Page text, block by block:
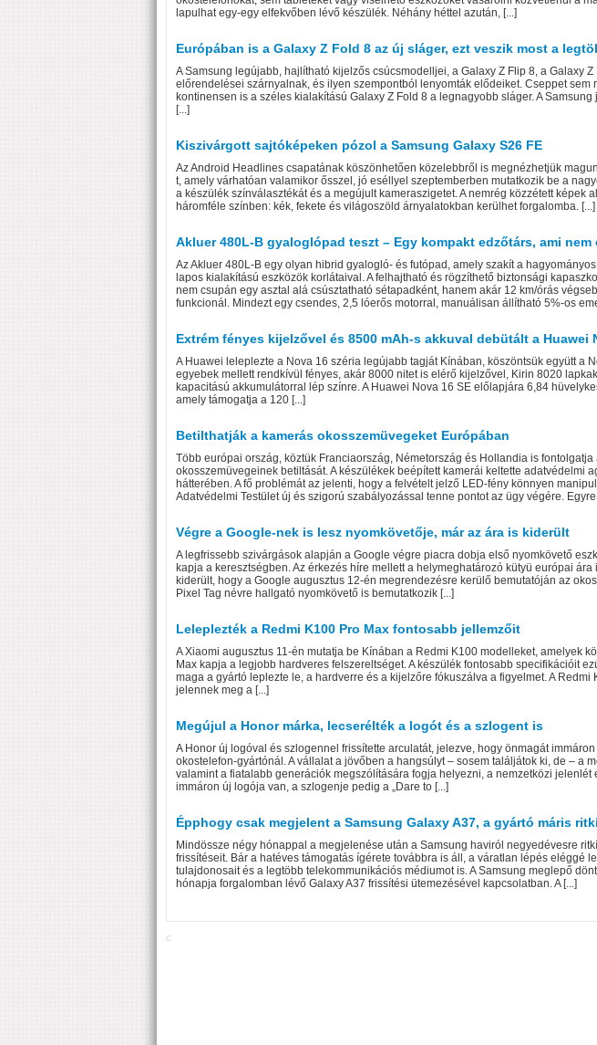
lapulhat egy-egy elfekvőben lévő készülék. Néhány héttel azután, [...]
Európában is a Galaxy Z Fold 8 az új sláger, ezt veszik most a
A Samsung legújabb, hajlítható kijelzős csúcsmodelljei, a Galaxy Z Flip 8, a Galaxy
előrendelései szárnyalnak, és ilyen szempontból lenyomták elődeiket. Cseppet sem
kontinensen is a széles kialakítású Galaxy Z Fold 8 a legnagyobb sláger. A
[...]
Kiszivárgott sajtóképeken pózol a Samsung Galaxy S26 FE
Az Android Headlines csapatának köszönhetően közelebbről is megnézhetjük
t, amely várhatóan valamikor ősszel, jó eséllyel szeptemberben mutatkozik be a
a készülék színválasztékát és a megújult kameraszigetet. A nemrég közzétett képek
háromféle színben: kék, fekete és világoszöld árnyalatokban kerülhet forgalomba. [...]
Akluer 480L-B gyaloglópad teszt – Egy kompakt edzőtárs, ami nem
Az Akluer 480L-B egy olyan hibrid gyalogló- és futópad, amely szakít a
lapos kialakítású eszközök korlátaival. A felhajtható és rögzíthető biztonsági
nem csupán egy asztal alá csúsztatható sétapadként, hanem akár 12 km/órás
funkcionál. Mindezt egy csendes, 2,5 lóerős motorral, manuálisan állítható 5%-os
Extrém fényes kijelzővel és 8500 mAh-s akkuval debütált a Huawei
A Huawei leleplezte a Nova 16 széria legújabb tagját Kínában, köszöntsük együtt a
egyebek mellett rendkívül fényes, akár 8000 nitet is elérő kijelzővel, Kirin 8020
kapacitású akkumulátorral lép színre. A Huawei Nova 16 SE előlapjára 6,84
amely támogatja a 120 [...]
Betilthatják a kamerás okosszemüvegeket Európában
Több európai ország, köztük Franciaország, Németország és Hollandia is fontolgatja
okosszemüvegeinek betiltását. A készülékek beépített kamerái keltette adatvédelmi
hátterében. A fő problémát az jelenti, hogy a felvételt jelző LED-fény könnyen
Adatvédelmi Testület új és szigorú szabályozással tenne pontot az ügy végére. Egyre
Végre a Google-nek is lesz nyomkövetője, már az ára is kiderült
A legfrissebb szivárgások alapján a Google végre piacra dobja első nyomkövető
kapja a keresztségben. Az érkezés híre mellett a helymeghatározó kütyü európai
kiderült, hogy a Google augusztus 12-én megrendezésre kerülő bemutatóján az
Pixel Tag névre hallgató nyomkövető is bemutatkozik [...]
Leleplezték a Redmi K100 Pro Max fontosabb jellemzőit
A Xiaomi augusztus 11-én mutatja be Kínában a Redmi K100 modelleket, amelyek
Max kapja a legjobb hardveres felszereltséget. A készülék fontosabb specifikációit
maga a gyártó leplezte le, a hardverre és a kijelzőre fókuszálva a figyelmet. A Redmi
jelennek meg a [...]
Megújul a Honor márka, lecserélték a logót és a szlogent is
A Honor új logóval és szlogennel frissítette arculatát, jelezve, hogy önmagát
okostelefon-gyártónál. A vállalat a jövőben a hangsúlyt – sosem találjátok ki, de – a
valamint a fiatalabb generációk megszólítására fogja helyezni, a nemzetközi jelenlét
immáron új logója van, a szlogenje pedig a „Dare to [...]
Épphogy csak megjelent a Samsung Galaxy A37, a gyártó máris
Mindössze négy hónappal a megjelenése után a Samsung haviról negyedévesre
frissítéseit. Bár a hatéves támogatás ígérete továbbra is áll, a váratlan lépés eléggé
tulajdonosait és a legtöbb telekommunikációs médiumot is. A Samsung meglepő
hónapja forgalomban lévő Galaxy A37 frissítési ütemezésével kapcsolatban. A [...]
C